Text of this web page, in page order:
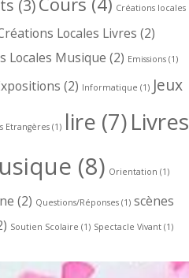
(3) Créations locales
Locales Livres (2)
Locales Musique (2) Emissions (1)
(2) Informatique (1) Jeux
Etrangères (1) lire (7)Livres
(8) Orientation (1)
(2) Questions/Réponses (1) scènes
Soutien Scolaire (1) Spectacle Vivant (1)